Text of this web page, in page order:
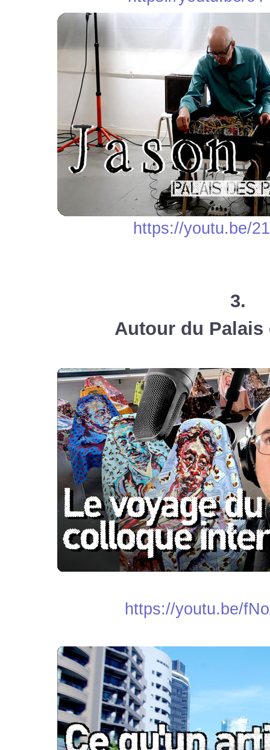
https://youtu.be/
3.
Autour du Palais
https://youtu.be/